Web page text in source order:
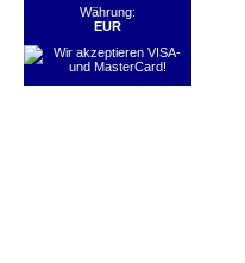
Währung:
EUR